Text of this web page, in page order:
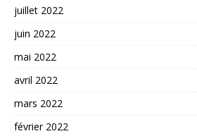
juillet 2022
juin 2022
mai 2022
avril 2022
mars 2022
février 2022